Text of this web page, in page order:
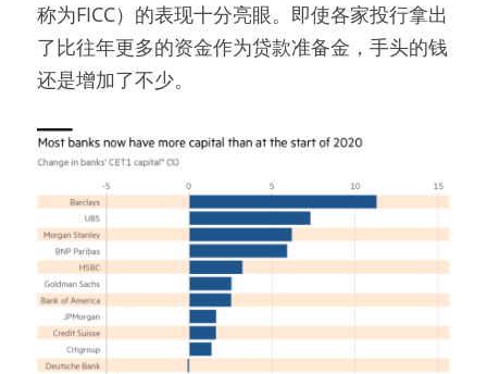
称为FICC）的表现十分亮眼。即使各家投行拿出
了比往年更多的资金作为贷款准备金，手头的钱
还是增加了不少。